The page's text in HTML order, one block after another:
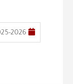
2026